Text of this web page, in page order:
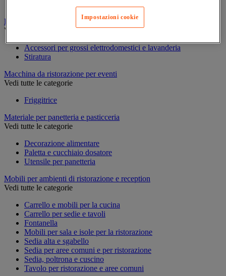
Lavanderia
Vedi tutte le categorie
Accessori per grossi elettrodomestici e lavanderia
Stiratura
Macchina da ristorazione per eventi
Vedi tutte le categorie
Friggitrice
Materiale per panetteria e pasticceria
Vedi tutte le categorie
Decorazione alimentare
Paletta e cucchiaio dosatore
Utensile per panetteria
Mobili per ambienti di ristorazione e reception
Vedi tutte le categorie
Carrello e mobili per la cucina
Carrello per sedie e tavoli
Fontanella
Mobili per sala e isole per la ristorazione
Sedia alta e sgabello
Sedia per aree comuni e per ristorazione
Sedia, poltrona e cuscino
Tavolo per ristorazione e aree comuni
Impostazioni cookie